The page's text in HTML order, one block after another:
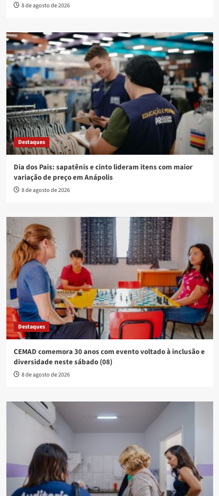
8 de agosto de 2026
Destaques
Dia dos Pais: sapatênis e cinto lideram itens com maior
variação de preço em Anápolis
8 de agosto de 2026
Destaques
CEMAD comemora 30 anos com evento voltado à inclusão e
diversidade neste sábado (08)
8 de agosto de 2026